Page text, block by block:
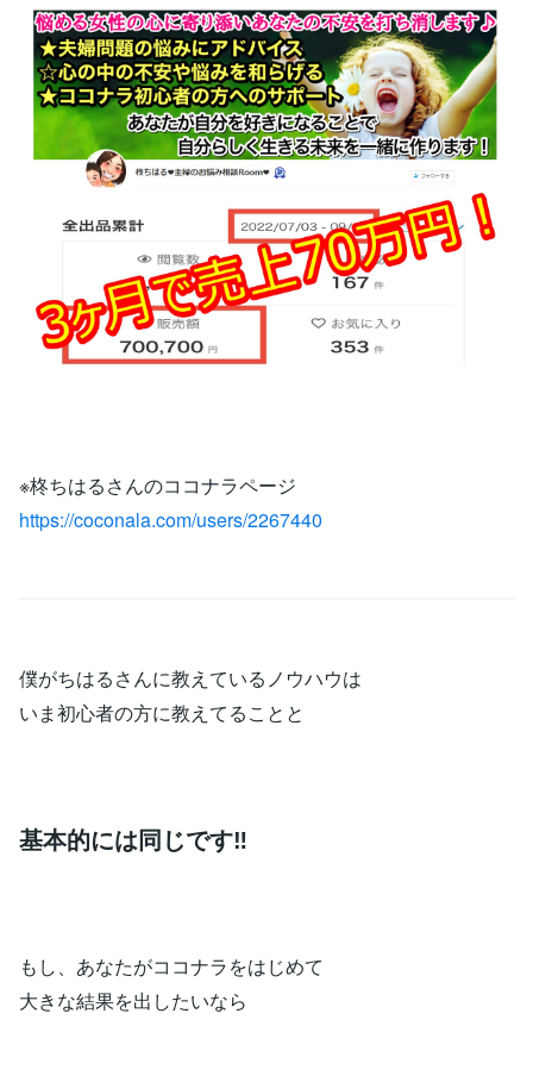
※柊ちはるさんのココナラページ
https://coconala.com/users/2267440
僕がちはるさんに教えているノウハウは
いま初心者の方に教えてることと
基本的には同じです‼
もし、あなたがココナラをはじめて
大きな結果を出したいなら